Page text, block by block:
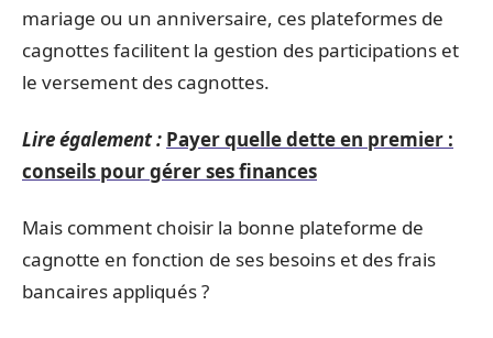
mariage ou un anniversaire, ces plateformes de
cagnottes facilitent la gestion des participations et
le versement des cagnottes.
Lire également : Payer quelle dette en premier :
conseils pour gérer ses finances
Mais comment choisir la bonne plateforme de
cagnotte en fonction de ses besoins et des frais
bancaires appliqués ?